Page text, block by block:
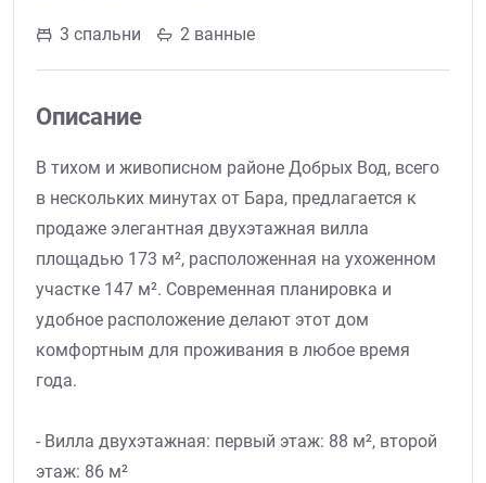
3 спальни 2 ванные
Описание
В тихом и живописном районе Добрых Вод, всего
в нескольких минутах от Бара, предлагается к
продаже элегантная двухэтажная вилла
площадью 173 м², расположенная на ухоженном
участке 147 м². Современная планировка и
удобное расположение делают этот дом
комфортным для проживания в любое время
года.
- Вилла двухэтажная: первый этаж: 88 м², второй
этаж: 86 м²